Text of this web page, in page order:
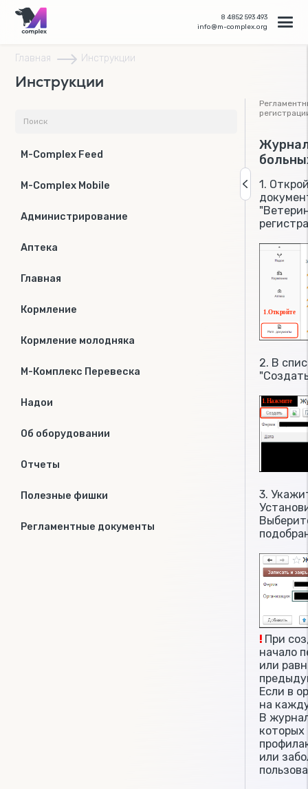
8 4852 593 493
info@m-complex.org
Главная Инструкции
Инструкции
M-Complex Feed
M-Complex Mobile
Администрирование
Аптека
Главная
Кормление
Кормление молодняка
М-Комплекс Перевеска
Надои
Об оборудовании
Отчеты
Полезные фишки
Регламентные документы
1.
2. В
3.
! При
начало
или
Если в
на
В
которых
или